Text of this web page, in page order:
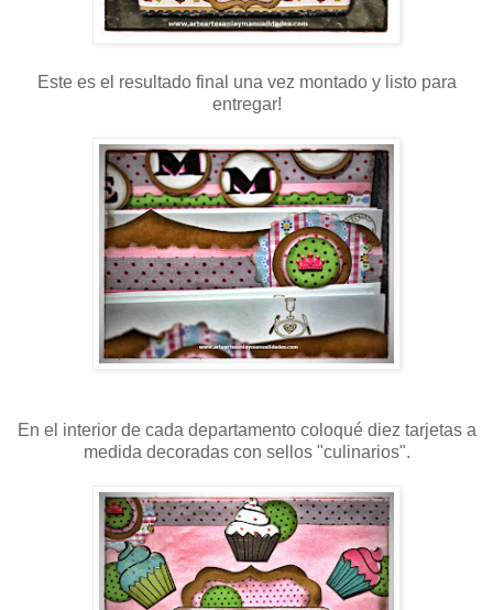
Este es el resultado final una vez montado y listo para
entregar!
En el interior de cada departamento coloqué diez tarjetas a
medida decoradas con sellos "culinarios".